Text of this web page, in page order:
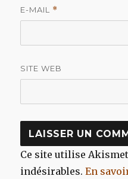
E-MAIL *
SITE WEB
Ce site utilise
indésirables.En